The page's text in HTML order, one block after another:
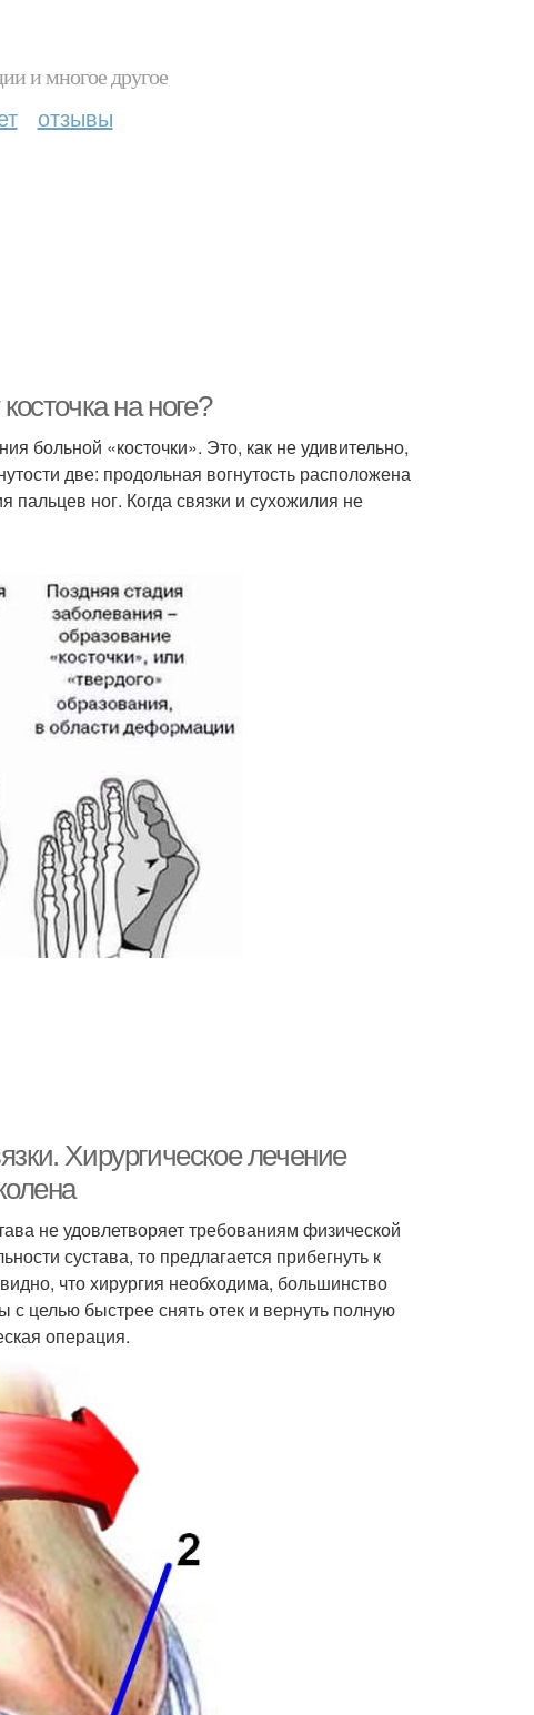
и многое другое
отзывы
на ноге?
больной «косточки». Это, как не удивительно,
две: продольная вогнутость расположена
ног. Когда связки и сухожилия не
Хирургическое лечение
не удовлетворяет требованиям физической
сустава, то предлагается прибегнуть к
что хирургия необходима, большинство
с целью быстрее снять отек и вернуть полную
операция.